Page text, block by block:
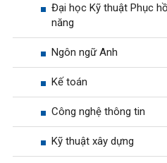
Đại học Kỹ thuật Phục
năng
Ngôn ngữ Anh
Kế toán
Công nghệ thông tin
Kỹ thuật xây dựng